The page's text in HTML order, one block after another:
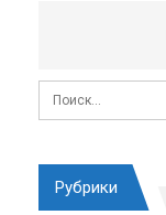
Рубрики